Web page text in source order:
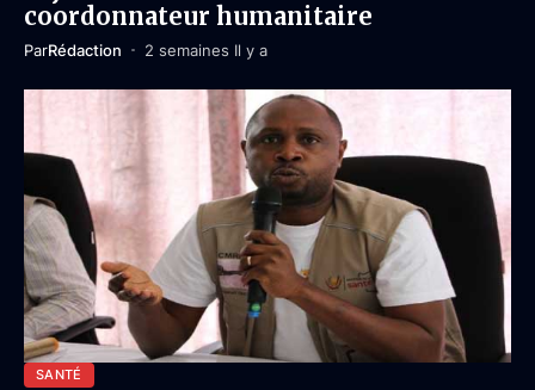
coordonnateur humanitaire
ParRédaction 2 semaines Il y a
SANTÉ